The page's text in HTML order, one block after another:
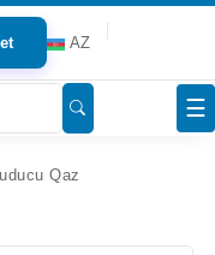
AZ
☰
Qaz